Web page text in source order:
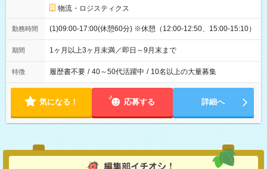
物流・ロジスティクス
勤務時間 (1)09:00-17:00(休憩60分) ※休憩（12:00-12:50、15:00-15:10）
期間 1ヶ月以上3ヶ月未満／即日～9月末まで
特徴 履歴書不要 / 40～50代活躍中 / 10名以上の大量募集
気になる！ 応募する 詳細へ